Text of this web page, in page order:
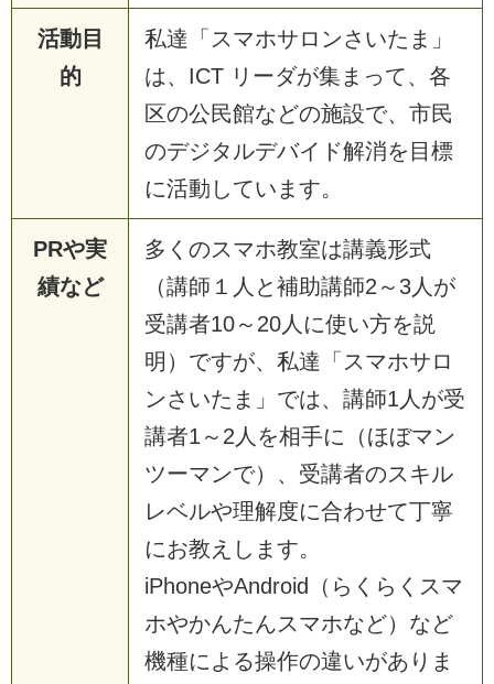
活動目
的
私達「スマホサロンさいたま」
は、ICT リーダが集まって、各
区の公民館などの施設で、市民
のデジタルデバイド解消を目標
に活動しています。
PRや実
績など
多くのスマホ教室は講義形式
（講師１人と補助講師2～3人が
受講者10～20人に使い方を説
明）ですが、私達「スマホサロ
ンさいたま」では、講師1人が受
講者1～2人を相手に（ほぼマン
ツーマンで）、受講者のスキル
レベルや理解度に合わせて丁寧
にお教えします。
iPhoneやAndroid（らくらくスマ
ホやかんたんスマホなど）など
機種による操作の違いがありま